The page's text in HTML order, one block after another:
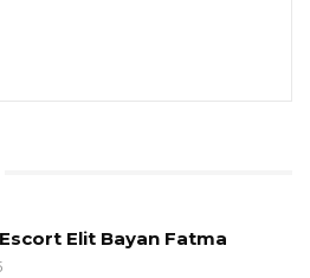
Elit Bayan Fatma